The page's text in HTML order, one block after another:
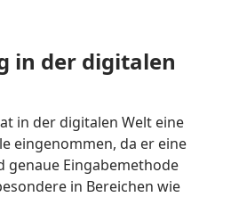
in der digitalen
in der digitalen Welt eine
eingenommen, da er eine
genaue Eingabemethode
in Bereichen wie